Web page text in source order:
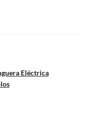
Eléctrica